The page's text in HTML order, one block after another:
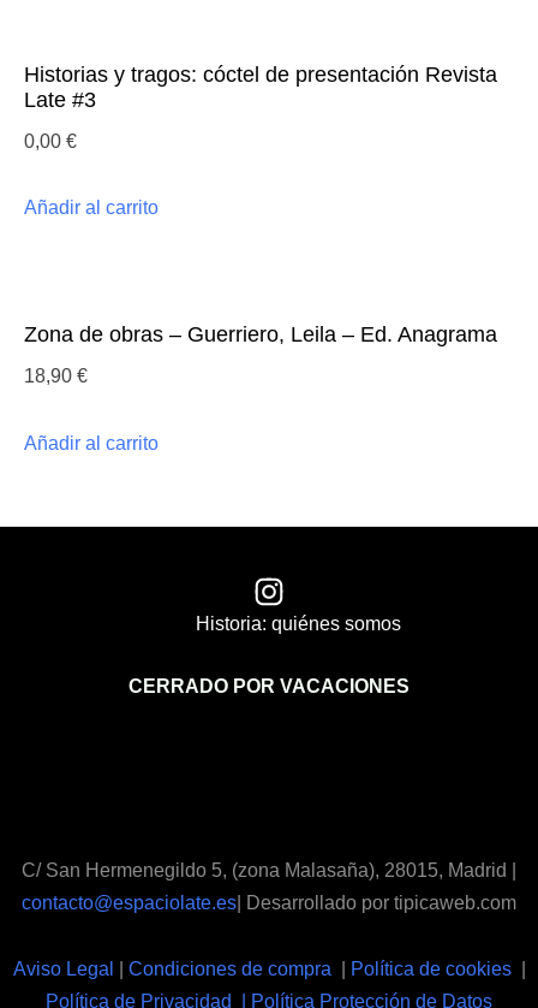
Historias y tragos: cóctel de presentación Revista
Late #3
0,00 €
Añadir al carrito
Zona de obras – Guerriero, Leila – Ed. Anagrama
18,90 €
Añadir al carrito
Historia: quiénes somos
CERRADO POR VACACIONES
C/ San Hermenegildo 5, (zona Malasaña), 28015, Madrid |
contacto@espaciolate.es| Desarrollado por tipicaweb.com
Aviso Legal | Condiciones de compra | Política de cookies |
Política de Privacidad | Política Protección de Datos